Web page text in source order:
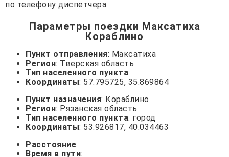
по телефону диспетчера.
Параметры поездки Максатиха
Кораблино
Пункт отправления: Максатиха
Регион: Тверская область
Тип населенного пункта:
Координаты: 57.795725, 35.869864
Пункт назначения: Кораблино
Регион: Рязанская область
Тип населенного пункта: город
Координаты: 53.926817, 40.034463
Расстояние:
Время в пути: